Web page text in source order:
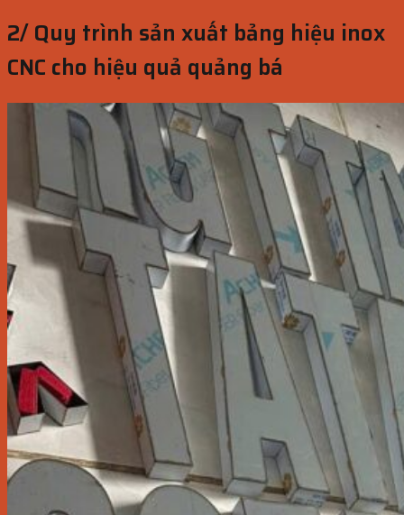
2/ Quy trình sản xuất bảng hiệu inox
CNC cho hiệu quả quảng bá